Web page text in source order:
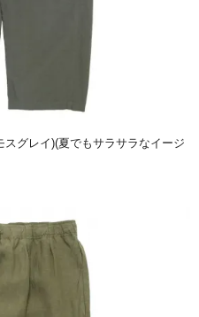
グレイ)(夏でもサラサラなイージ